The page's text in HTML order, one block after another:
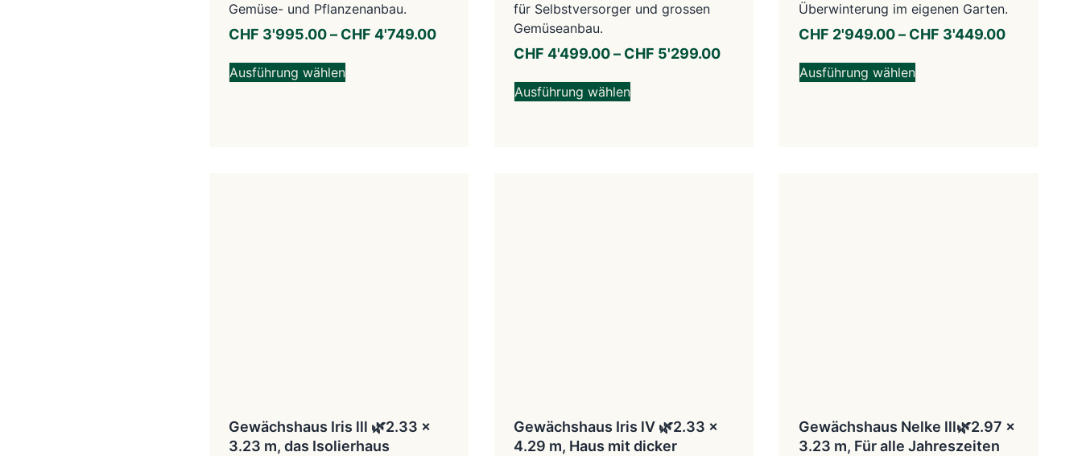
Gemüse- und Pflanzenanbau.
CHF 3'995.00– CHF 4'749.00
Ausführung wählen
für Selbstversorger und grossen
Gemüseanbau.
CHF 4'499.00– CHF 5'299.00
Ausführung wählen
Überwinterung im eigenen Garten.
CHF 2'949.00– CHF 3'449.00
Ausführung wählen
Gewächshaus Iris lll 🌿2.33 x
3.23 m, das Isolierhaus
Gewächshaus Iris lV 🌿2.33 x
4.29 m, Haus mit dicker
Gewächshaus Nelke lll🌿2.97 x
3.23 m, Für alle Jahreszeiten